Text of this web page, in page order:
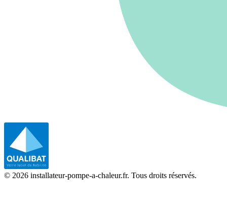
© 2026 installateur-pompe-a-chaleur.fr. Tous droits réservés.